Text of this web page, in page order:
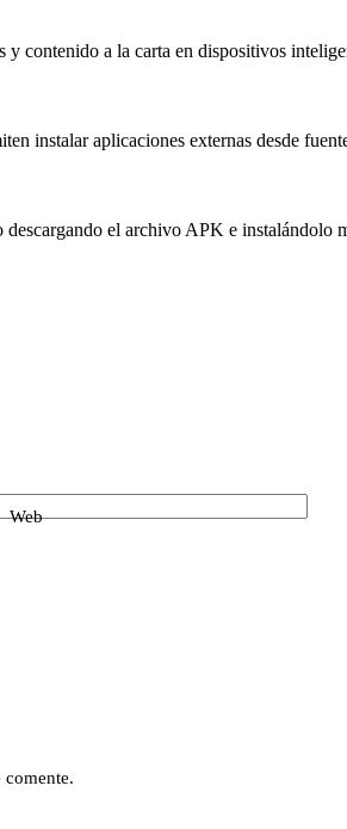
contenido a la carta en dispositivos
instalar aplicaciones externas desde
el archivo APK e instalándolo
Web